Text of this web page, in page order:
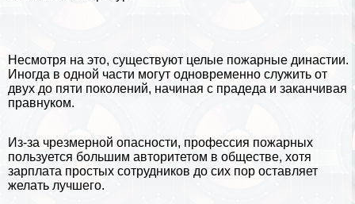
Несмотря на это, существуют целые пожарные династии.
Иногда в одной части могут одновременно служить от
двух до пяти поколений, начиная с прадеда и заканчивая
правнуком.
Из-за чрезмерной опасности, профессия пожарных
пользуется большим авторитетом в обществе, хотя
зарплата простых сотрудников до сих пор оставляет
желать лучшего.